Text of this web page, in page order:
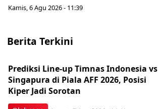
Kamis, 6 Agu 2026 - 11:39
Berita Terkini
Prediksi Line-up Timnas Indonesia vs
Singapura di Piala AFF 2026, Posisi
Kiper Jadi Sorotan